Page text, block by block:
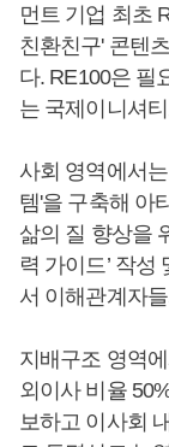
먼트 기업 최초
친환친구' 콘텐
다. RE100은 필
는 국제이니셔
사회 영역에서
템'을 구축해 아
삶의 질 향상을
력 가이드’ 작성
서 이해관계자
지배구조 영역
외이사 비율
보하고 이사회